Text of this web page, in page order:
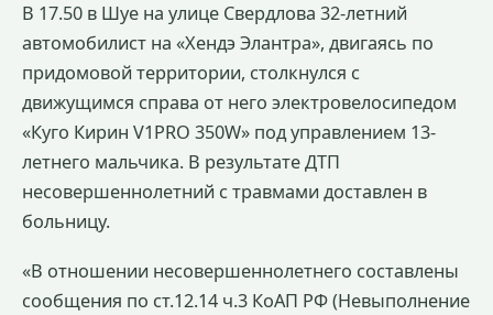
В 17.50 в Шуе на улице Свердлова 32-летний
автомобилист на «Хендэ Элантра», двигаясь по
придомовой территории, столкнулся с
движущимся справа от него электровелосипедом
«Куго Кирин V1PRO 350W» под управлением 13-
летнего мальчика. В результате ДТП
несовершеннолетний с травмами доставлен в
больницу.
«В отношении несовершеннолетнего составлены
сообщения по ст.12.14 ч.3 КоАП РФ (Невыполнение